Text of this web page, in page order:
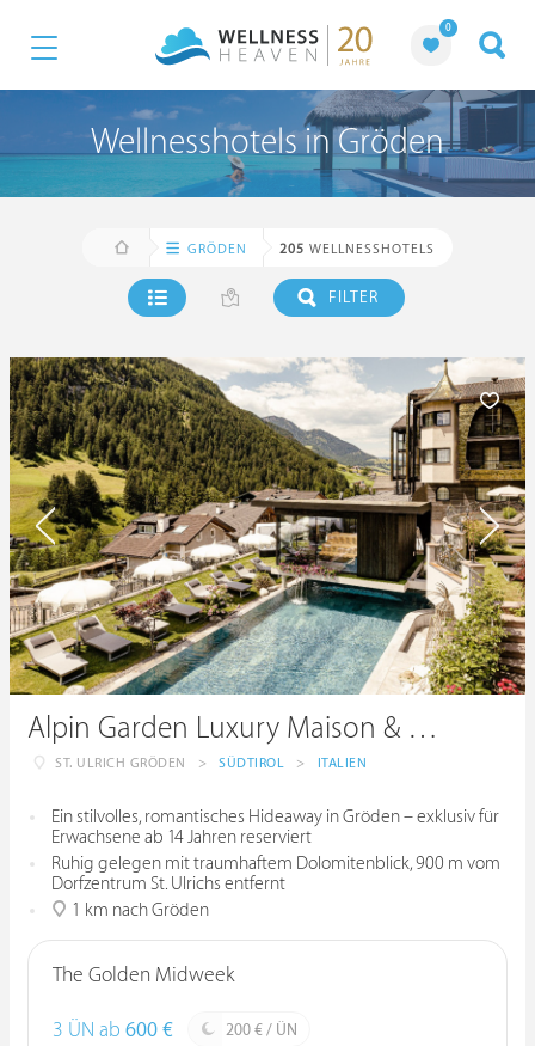
0
Wellnesshotels in Gröden
GRÖDEN 205 WELLNESSHOTELS
FILTER
Alpin Garden Luxury Maison & SPA ***** Adults only
ST. ULRICH GRÖDEN > SÜDTIROL > ITALIEN
Ein stilvolles, romantisches Hideaway in Gröden – exklusiv für
Erwachsene ab 14 Jahren reserviert
Ruhig gelegen mit traumhaftem Dolomitenblick, 900 m vom
Dorfzentrum St. Ulrichs entfernt
1 km nach Gröden
The Golden Midweek
3 ÜN ab 600 € 200 € / ÜN